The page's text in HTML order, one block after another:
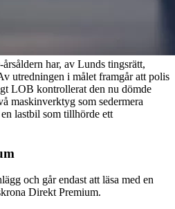
har, av Lunds tingsrätt,
utredningen i målet framgår att polis
LOB kontrollerat den nu dömde
maskinverktyg som sedermera
lastbil som tillhörde ett
och går endast att läsa med en
Direkt Premium.